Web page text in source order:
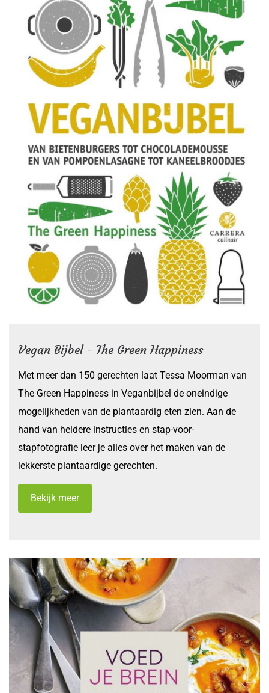
Vegan Bijbel - The Green Happiness
Met meer dan 150 gerechten laat Tessa Moorman van
The Green Happiness in Veganbijbel de oneindige
mogelijkheden van de plantaardig eten zien. Aan de
hand van heldere instructies en stap-voor-
stapfotografie leer je alles over het maken van de
lekkerste plantaardige gerechten.
Bekijk meer